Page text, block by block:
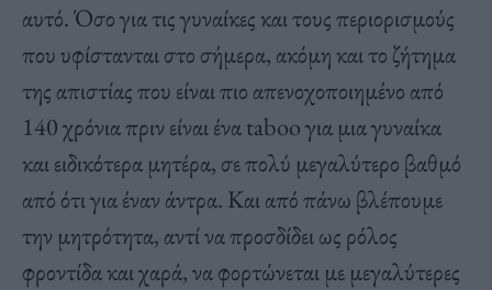
αυτό. Όσο για τις γυναίκες και τους περιορισμούς
που υφίστανται στο σήμερα, ακόμη και το ζήτημα
της απιστίας που είναι πιο απενοχοποιημένο από
140 χρόνια πριν είναι ένα taboo για μια γυναίκα
και ειδικότερα μητέρα, σε πολύ μεγαλύτερο βαθμό
από ότι για έναν άντρα. Και από πάνω βλέπουμε
την μητρότητα, αντί να προσδίδει ως ρόλος
φροντίδα και χαρά, να φορτώνεται με μεγαλύτερες